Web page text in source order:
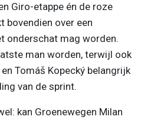
Giro-etappe én de roze
bovendien over een
onderschat mag worden.
man worden, terwijl ook
Tomáš Kopecký belangrijk
van de sprint.
kan Groenewegen Milan